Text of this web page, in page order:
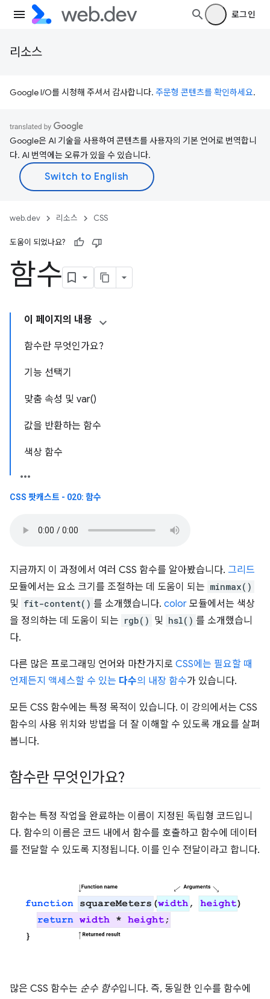
로그인
리소스
Google I/O를 시청해 주셔서 감사합니다. 주문형 콘텐츠를 확인하세요.
Google은 AI 기술을 사용하여 콘텐츠를 사용자의 기본 언어로 번역합니
다. AI 번역에는 오류가 있을 수 있습니다.
web.dev 리소스 CSS
도움이 되었나요?
함수
이 페이지의 내용
함수란 무엇인가요?
기능 선택기
맞춤 속성 및 var()
값을 반환하는 함수
색상 함수
CSS 팟캐스트 - 020: 함수
지금까지 이 과정에서 여러 CSS 함수를 알아봤습니다. 그리드
모듈에서는 요소 크기를 조절하는 데 도움이 되는 minmax()
및 fit-content() 를 소개했습니다. color 모듈에서는 색상
을 정의하는 데 도움이 되는 rgb() 및 hsl() 를 소개했습니
다.
다른 많은 프로그래밍 언어와 마찬가지로 CSS에는 필요할 때
언제든지 액세스할 수 있는 다수의 내장 함수가 있습니다.
모든 CSS 함수에는 특정 목적이 있습니다. 이 강의에서는 CSS
함수의 사용 위치와 방법을 더 잘 이해할 수 있도록 개요를 살펴
봅니다.
함수란 무엇인가요?
함수는 특정 작업을 완료하는 이름이 지정된 독립형 코드입니
다. 함수의 이름은 코드 내에서 함수를 호출하고 함수에 데이터
를 전달할 수 있도록 지정됩니다. 이를 인수 전달이라고 합니다.
많은 CSS 함수는 순수 함수입니다. 즉, 동일한 인수를 함수에